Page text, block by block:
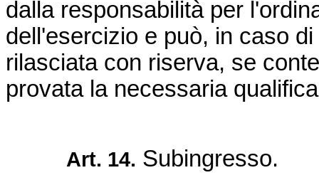
dalla responsabilità per
dell'esercizio e può, in caso
rilasciata con riserva, se
provata la necessaria
Art. 14. Subingresso.